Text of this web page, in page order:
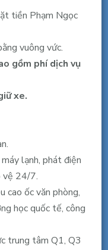
tiền Phạm Ngọc
vuông vức.
gồm phí dịch vụ
xe.
lạnh, phát điện
vệ 24/7.
cao ốc văn phòng,
học quốc tế, công
trung tâm Q1, Q3